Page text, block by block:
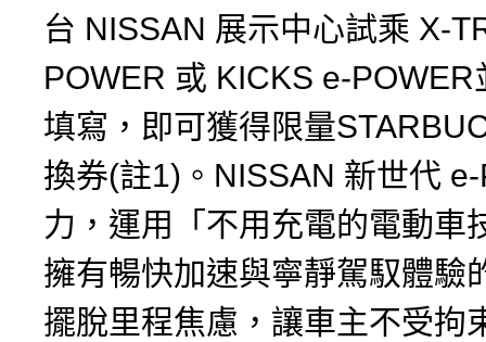
台 NISSAN 展示中心試乘 X-
POWER 或 KICKS e-POWER
填寫，即可獲得限量
換券(註1)。NISSAN 新世代
力，運用「不用充電的電動車
擁有暢快加速與寧靜駕馭體驗
擺脫里程焦慮，讓車主不受拘